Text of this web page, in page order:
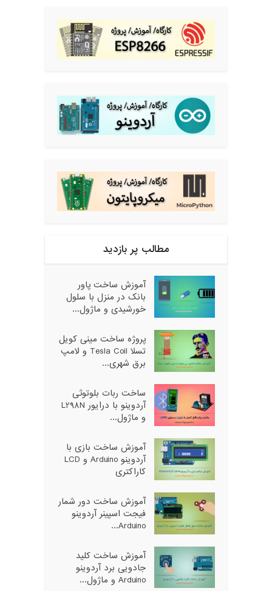
مطالب پر بازدید
آموزش ساخت پاور
بانک در منزل با سلول
خورشیدی و ماژول...
پروژه ساخت مینی کویل
تسلا Tesla Coil و لامپ
برق شهری...
ساخت ربات بلوتوثی
آردوینو با درایور L298N
و ماژول...
آموزش ساخت بازی با
آردوینو Arduino و LCD
کاراکتری
آموزش ساخت دور شمار
فیجت اسپینر آردوینو
Arduino...
آموزش ساخت کلید
جادویی برد آردوینو
Arduino و ماژول...